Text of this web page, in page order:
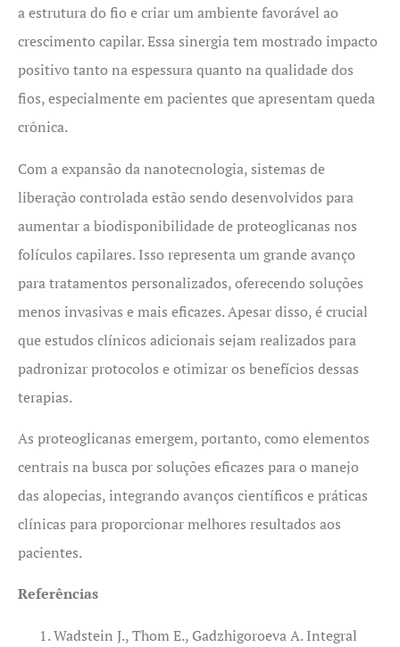
a estrutura do fio e criar um ambiente favorável ao
crescimento capilar. Essa sinergia tem mostrado impacto
positivo tanto na espessura quanto na qualidade dos
fios, especialmente em pacientes que apresentam queda
crônica.
Com a expansão da nanotecnologia, sistemas de
liberação controlada estão sendo desenvolvidos para
aumentar a biodisponibilidade de proteoglicanas nos
folículos capilares. Isso representa um grande avanço
para tratamentos personalizados, oferecendo soluções
menos invasivas e mais eficazes. Apesar disso, é crucial
que estudos clínicos adicionais sejam realizados para
padronizar protocolos e otimizar os benefícios dessas
terapias.
As proteoglicanas emergem, portanto, como elementos
centrais na busca por soluções eficazes para o manejo
das alopecias, integrando avanços científicos e práticas
clínicas para proporcionar melhores resultados aos
pacientes.
Referências
Wadstein J., Thom E., Gadzhigoroeva A. Integral